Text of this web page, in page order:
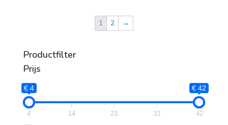
1 2 →
Productfilter
Prijs
€ 4 € 42
4 14 23 33 42